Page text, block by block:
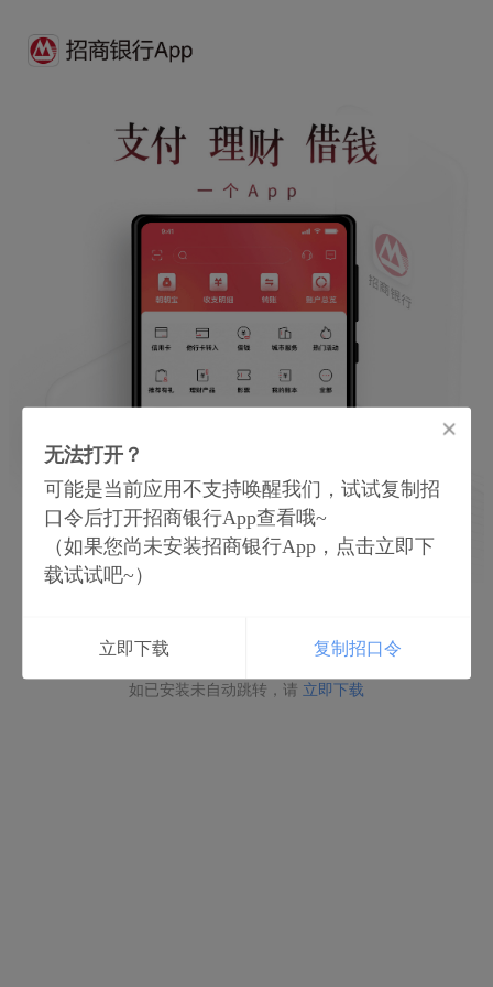
无法打开？
可能是当前应用不支持唤醒我们，试试复制招
口令后打开招商银行App查看哦~
（如果您尚未安装招商银行App，点击立即下
载试试吧~）
立即下载 复制招口令
如已安装未自动跳转，请 立即下载